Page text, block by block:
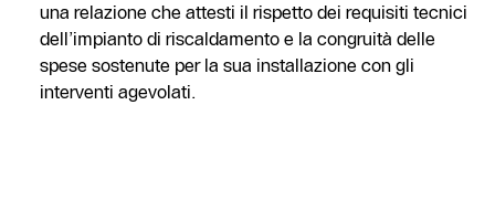
una relazione che attesti il rispetto dei requisiti tecnici
dell’impianto di riscaldamento e la congruità delle
spese sostenute per la sua installazione con gli
interventi agevolati.